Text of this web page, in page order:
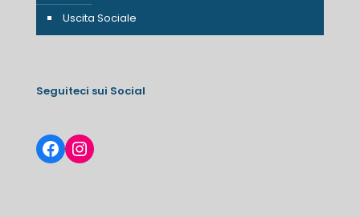
Uscita Sociale
Seguiteci sui Social
Facebook
Instagram